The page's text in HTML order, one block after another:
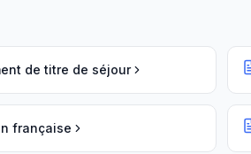
de titre de séjour
française